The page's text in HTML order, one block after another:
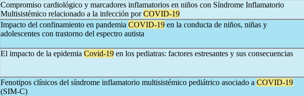
Compromiso cardiológico y marcadores inflamatorios en niños con Síndrome Inflamatorio
Multisistémico relacionado a la infección porCOVID-19
Impacto del confinamiento en pandemia COVID-19 en la conducta de niños, niñas y
adolescentes con trastorno del espectro autista
El impacto de la epidemia Covid-19 en los pediatras: factores estresantes y sus consecuencias
Fenotipos clínicos del síndrome inflamatorio multisistémico pediátrico asociado a COVID-19
(SIM-C)